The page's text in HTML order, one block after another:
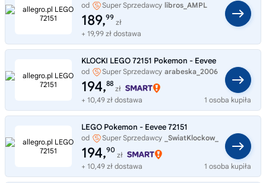
od Super Sprzedawcy libros_AMPL
189,99
zł
+ 19,99 zł dostawa
KLOCKI LEGO 72151 Pokemon - Eevee
od Super Sprzedawcy arabeska_2006
194,88
zł
+ 10,49 zł dostawa
1 osoba kupiła
LEGO Pokemon - Eevee 72151
od Super Sprzedawcy _SwiatKlockow_
194,90
zł
+ 10,49 zł dostawa
1 osoba kupiła